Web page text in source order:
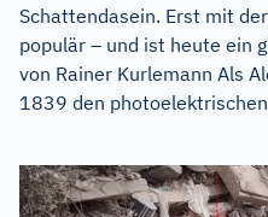
Schattendasein. Erst mit
populär – und ist heute ein
von Rainer Kurlemann Als
1839 den